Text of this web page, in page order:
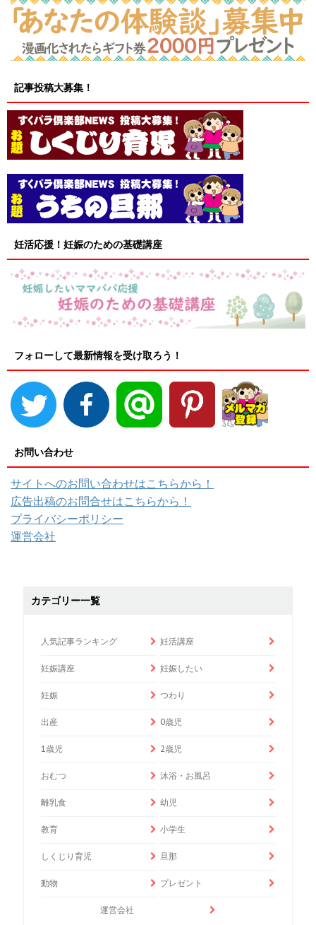
記事投稿大募集！
妊活応援！妊娠のための基礎講座
フォローして最新情報を受け取ろう！
お問い合わせ
サイトへのお問い合わせはこちらから！
広告出稿のお問合せはこちらから！
プライバシーポリシー
運営会社
カテゴリー一覧
人気記事ランキング 妊活講座
妊娠講座 妊娠したい
妊娠 つわり
出産 0歳児
1歳児 2歳児
おむつ 沐浴・お風呂
離乳食 幼児
教育 小学生
しくじり育児 旦那
動物 プレゼント
運営会社